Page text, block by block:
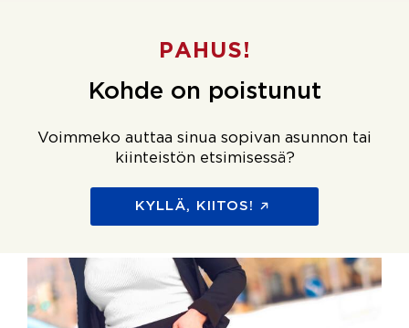
PAHUS!
Kohde on poistunut
Voimmeko auttaa sinua sopivan asunnon tai
kiinteistön etsimisessä?
KYLLÄ, KIITOS!